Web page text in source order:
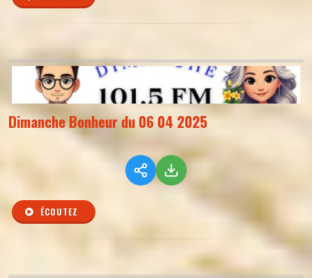
Dimanche Bonheur du 06 04 2025
ÉCOUTEZ